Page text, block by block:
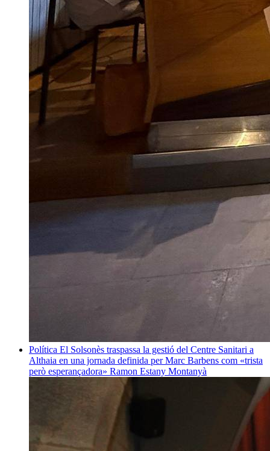
Política El Solsonès traspassa la gestió del Centre Sanitari a
Althaia en una jornada definida per Marc Barbens com «trista
però esperançadora» Ramon Estany Montanyà